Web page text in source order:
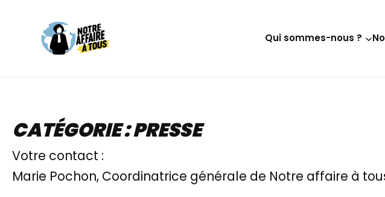
contenu
Qui sommes-nous ?
CATÉGORIE :PRESSE
Votre contact :
Marie Pochon, Coordinatrice générale de Notre affaire à